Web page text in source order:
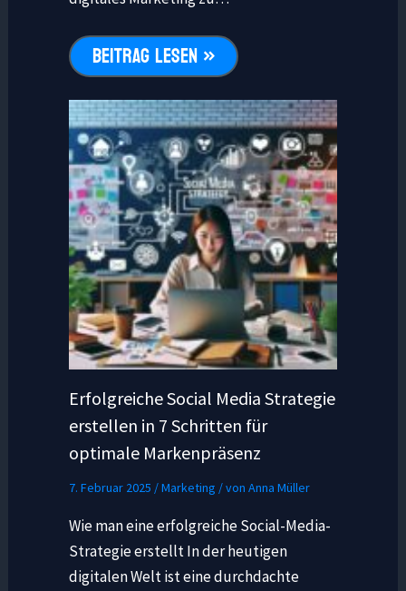
BEITRAG LESEN »
Erfolgreiche Social Media Strategie
erstellen in 7 Schritten für
optimale Markenpräsenz
7. Februar 2025 /Marketing / von Anna Müller
Wie man eine erfolgreiche Social-Media-
Strategie erstellt In der heutigen
digitalen Welt ist eine durchdachte